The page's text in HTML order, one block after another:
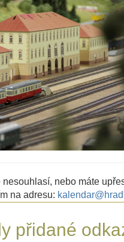
nesouhlasí, nebo máte
na adresu:
přidané